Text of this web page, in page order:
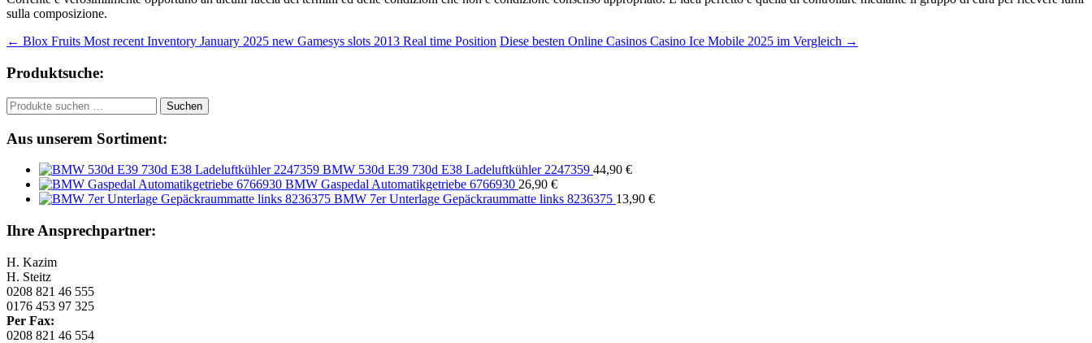
sulla composizione.
Beitragsnavigation
← Blox Fruits Most recent Inventory January 2025 new Gamesys slots 2013 Real time Position Diese besten Online Casinos Casino Ice Mobile 2025 im Vergleich →
Produktsuche:
Suchen
nach:
Suchen
Aus unserem Sortiment:
BMW 530d E39 730d E38 Ladeluftkühler 2247359 44,90 €
BMW Gaspedal Automatikgetriebe 6766930 26,90 €
BMW 7er Unterlage Gepäckraummatte links 8236375 13,90 €
Ihre Ansprechpartner:
H. Kazim
H. Steitz
0208 821 46 555
0176 453 97 325
Per Fax:
0208 821 46 554